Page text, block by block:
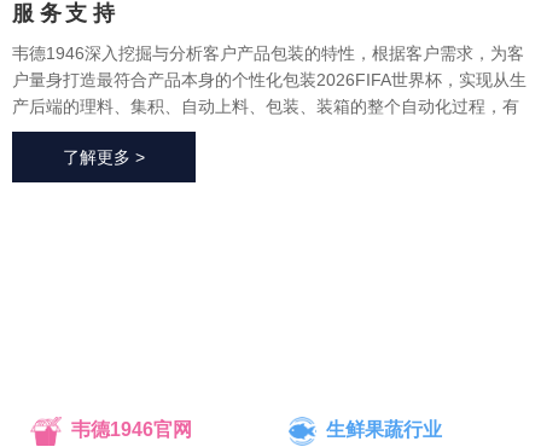
服 务支 持
韦德1946深入挖掘与分析客户产品包装的特性，根据客户需求，为客
户量身打造最符合产品本身的个性化包装2026FIFA世界杯，实现从生
产后端的理料、集积、自动上料、包装、装箱的整个自动化过程，有
效地减少了极大限度的降低了人工成本、提高了生产效率、降低了耗
材损耗、帮助客户实现价值最大化。
了解更多 >
韦德1946官网 生鲜果蔬行业